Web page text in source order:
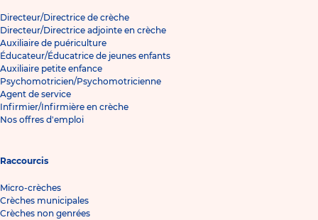
Directeur/Directrice de crèche
Directeur/Directrice adjointe en crèche
Auxiliaire de puériculture
Éducateur/Éducatrice de jeunes enfants
Auxiliaire petite enfance
Psychomotricien/Psychomotricienne
Agent de service
Infirmier/Infirmière en crèche
Nos offres d'emploi
Raccourcis
Micro-crèches
Crèches municipales
Crèches non genrées